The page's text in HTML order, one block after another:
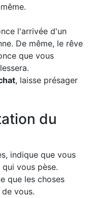
l'arrivée d'un
De même, le rêve
que vous
, laisse présager
du
indique que vous
vous pèse.
que les choses
vous.